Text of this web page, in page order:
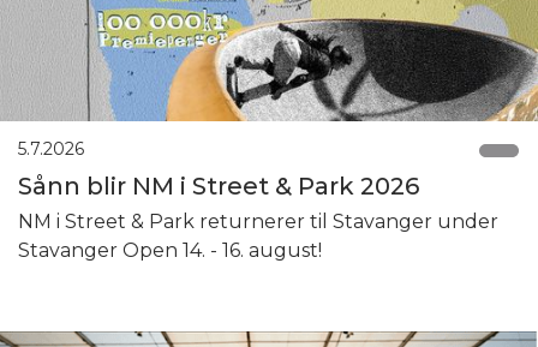
5.7.2026
Sånn blir NM i Street & Park 2026
NM i Street & Park returnerer til Stavanger under
Stavanger Open 14. - 16. august!